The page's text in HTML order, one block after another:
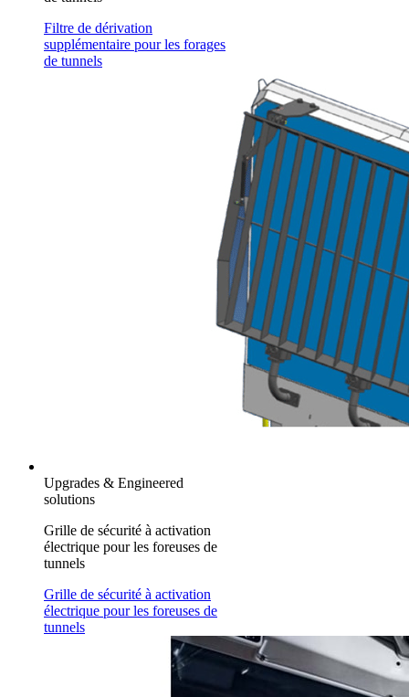
Filtre de dérivation
supplémentaire pour les forages
de tunnels
Upgrades & Engineered
solutions
Grille de sécurité à activation
électrique pour les foreuses de
tunnels
Grille de sécurité à activation
électrique pour les foreuses de
tunnels